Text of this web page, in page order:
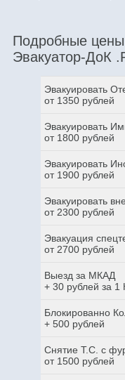
Подробные цены
Эвакуатор-ДоК
Эвакуировать
от 1350 рублей
Эвакуировать
от 1800 рублей
Эвакуировать
от 1900 рублей
Эвакуировать
от 2300 рублей
Эвакуация
от 2700 рублей
Выезд за МКАД
+ 30 рублей за 1
Блокированно
+ 500 рублей
Снятие Т.С. с
от 1500 рублей